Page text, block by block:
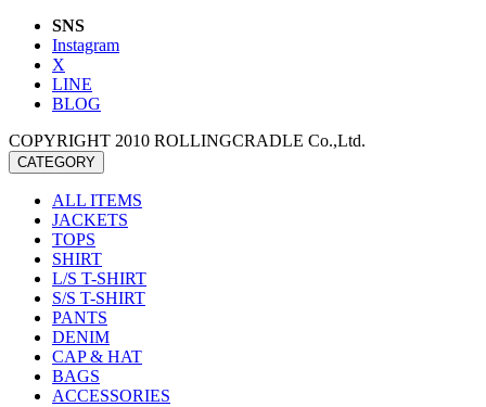
SNS
Instagram
X
LINE
BLOG
COPYRIGHT 2010 ROLLINGCRADLE Co.,Ltd.
CATEGORY
ALL ITEMS
JACKETS
TOPS
SHIRT
L/S T-SHIRT
S/S T-SHIRT
PANTS
DENIM
CAP & HAT
BAGS
ACCESSORIES